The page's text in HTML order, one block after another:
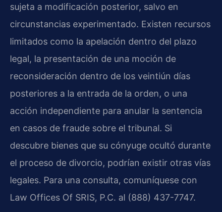
sujeta a modificación posterior, salvo en
circunstancias experimentado. Existen recursos
limitados como la apelación dentro del plazo
legal, la presentación de una moción de
reconsideración dentro de los veintiún días
posteriores a la entrada de la orden, o una
acción independiente para anular la sentencia
en casos de fraude sobre el tribunal. Si
descubre bienes que su cónyuge ocultó durante
el proceso de divorcio, podrían existir otras vías
legales. Para una consulta, comuníquese con
Law Offices Of SRIS, P.C. al (888) 437-7747.